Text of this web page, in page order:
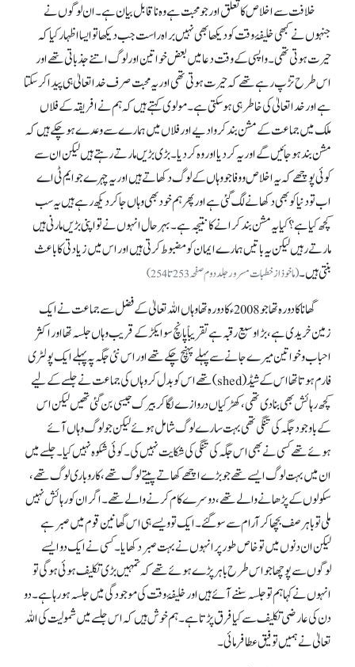
خلافت سے اخلاص کا تعلق اور جو محبت ہے وہ ناقابل بیان ہے۔ ان لوگوں نے
جنہوں نے کبھی خلیفۂ وقت کو دیکھا بھی نہیں براہ راست جب دیکھا تو ایسا اظہار کیا کہ
حیرت ہوتی تھی۔ واپسی کے وقت دعا میں بعض خواتین اور لوگ اتنے جذباتی تھے اور
اس طرح تڑپ رہے تھے کہ حیرت ہوتی تھی اور یہ محبت صرف خدا تعالیٰ ہی پیدا کر سکتا
ہے اور خدا تعالیٰ کی خاطر ہی ہوسکتی ہے۔ مولوی کہتے ہیں کہ ہم نے افریقہ کے فلاں
ملک میں جماعت کے مشن بند کروا دیے اور فلاں میں ہمارے سے وعدے ہو چکے ہیں کہ
مشن بند ہو جائیں گے اور یہ کر دیا اور وہ کر دیا۔ بڑی بڑیں مارتے رہتے ہیں لیکن ان سے
کوئی پوچھے کہ یہ اخلاص و وفا جو وہاں کے لوگ دکھاتے ہیں اور یہ چہرے جو ایم ٹی اے
اب تو دنیا کو بھی دکھانے لگ گئی ہے اور پھر ہم خود بھی وہاں جا کر دیکھ رہے ہیں یہ سب
کچھ کیا ہے؟ کیا یہ مشن بند کرانے کا نتیجہ ہے۔ بہرحال انہوں نے تو اپنی بڑیں مارنی ہیں
مارتے رہیں لیکن یہ باتیں ہمارے ایمان کو مضبوط کرتی ہیں اور اس میں زیادتی کا باعث
بنتی ہیں۔(ماخوذ از خطبات مسرور جلد دوم صفحہ253تا 254)
گھانا کا دورہ تھا جو 2008ء کا دورہ تھا وہاں اللہ تعالیٰ کے فضل سے جماعت نے ایک
زمین خریدی ہے، بڑا وسیع رقبہ ہے تقریباً پانچ سو ایکڑ کے قریب وہاں جلسہ تھا اور اکثر
احباب و خواتین میرے جانے سے پہلے پہنچ چکے تھے اور اس نئی جگہ پہ پہلے ایک پولٹری
فارم ہوتا تھا اس کے شیڈ (shed)تھے اس کو بدل کر وہاں کی جماعت نے جلسے کے لیے
کچھ رہائش بھی بنا دی تھی، کھڑکیاں دروازے لگا کر بیرک جیسی بن گئی تھیں لیکن اس
کے باوجود جگہ کی تنگی تھی بہت سارے لوگ شامل ہوئےلیکن جو لوگ وہاں آئے
ہوئے تھےکسی نے بھی اس جگہ کی تنگی کی شکایت نہیں کی۔ کوئی شکوہ نہیں کیا۔ جلسے میں
ان میں بہت لوگ ایسے تھے جو بڑے اچھے کھاتے پیتے لوگ تھے، کاروباری لوگ تھے،
سکولوں کے پڑھانے والے تھے، دوسرے کام کرنے والے تھے۔ اگر ان کو رہائش نہیں
ملی تو باہر صف بچھا کر آرام سے سو گئے۔ ایک تو ویسے ہی اس گھانین قوم میں صبر ہے
لیکن ان دنوں میں تو خاص طور پر انہوں نے بہت صبر دکھایا۔ کسی نے ایک دو ایسے
لوگوں سے پوچھا جو اس طرح باہر پڑے ہوئے تھے کہ تمہیں بڑی تکلیف ہوئی ہو گی تو
انہوں نے کہا ہم تو جلسہ سننے آئے ہیں اور خلیفۂ وقت کی موجودگی میں جلسہ ہو رہا ہے۔ دو
دن کی عارضی تکلیف سے کیا فرق پڑتا ہے۔ ہم خوش ہیں کہ اس جلسے میں شمولیت کی اللہ
تعالیٰ نے ہمیں توفیق عطا فرمائی۔